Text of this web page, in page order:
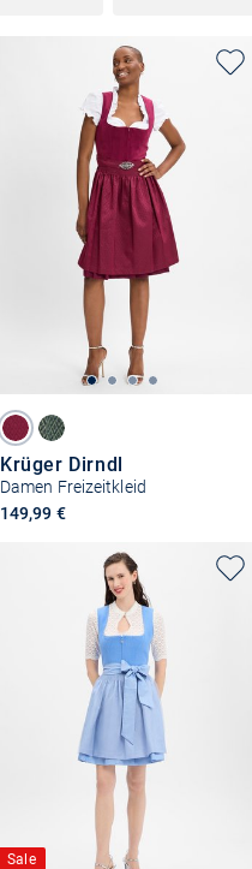
Krüger Dirndl
Damen Freizeitkleid
149,99 €
Sale